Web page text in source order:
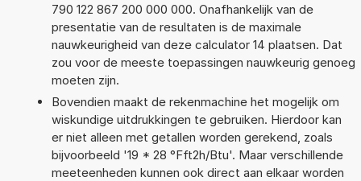
790 122 867 200 000 000. Onafhankelijk van de
presentatie van de resultaten is de maximale
nauwkeurigheid van deze calculator 14 plaatsen. Dat
zou voor de meeste toepassingen nauwkeurig genoeg
moeten zijn.
Bovendien maakt de rekenmachine het mogelijk om
wiskundige uitdrukkingen te gebruiken. Hierdoor kan
er niet alleen met getallen worden gerekend, zoals
bijvoorbeeld '19 * 28 °Fft2h/Btu'. Maar verschillende
meeteenheden kunnen ook direct aan elkaar worden